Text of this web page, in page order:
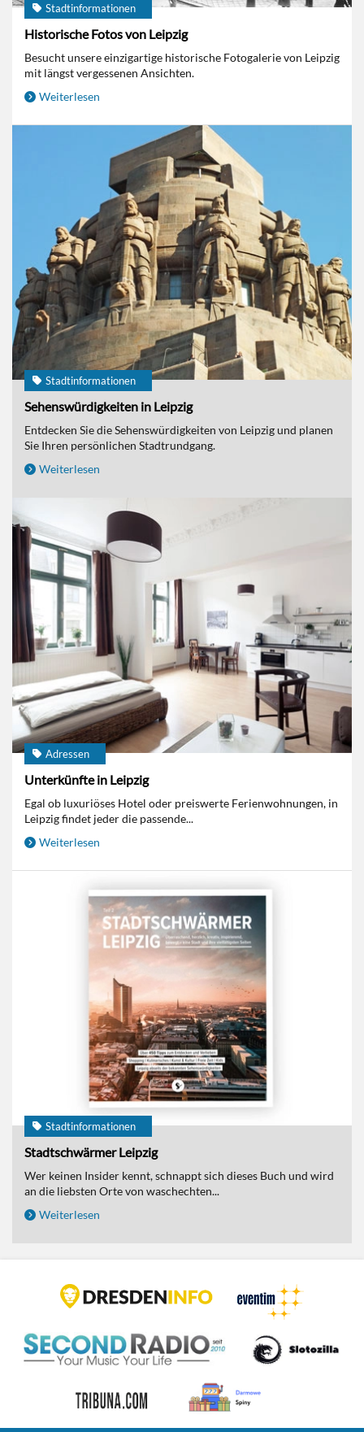
Stadtinformationen
Historische Fotos von Leipzig
Besucht unsere einzigartige historische Fotogalerie von Leipzig
mit längst vergessenen Ansichten.
Weiterlesen
Stadtinformationen
Sehenswürdigkeiten in Leipzig
Entdecken Sie die Sehenswürdigkeiten von Leipzig und planen
Sie Ihren persönlichen Stadtrundgang.
Weiterlesen
Adressen
Unterkünfte in Leipzig
Egal ob luxuriöses Hotel oder preiswerte Ferienwohnungen, in
Leipzig findet jeder die passende...
Weiterlesen
Stadtinformationen
Stadtschwärmer Leipzig
Wer keinen Insider kennt, schnappt sich dieses Buch und wird
an die liebsten Orte von waschechten...
Weiterlesen